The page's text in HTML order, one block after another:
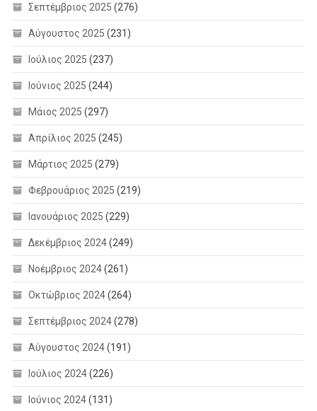
Σεπτέμβριος 2025 (276)
Αύγουστος 2025 (231)
Ιούλιος 2025 (237)
Ιούνιος 2025 (244)
Μάιος 2025 (297)
Απρίλιος 2025 (245)
Μάρτιος 2025 (279)
Φεβρουάριος 2025 (219)
Ιανουάριος 2025 (229)
Δεκέμβριος 2024(249)
Νοέμβριος 2024(261)
Οκτώβριος 2024(264)
Σεπτέμβριος 2024(278)
Αύγουστος 2024(191)
Ιούλιος 2024(226)
Ιούνιος 2024(131)